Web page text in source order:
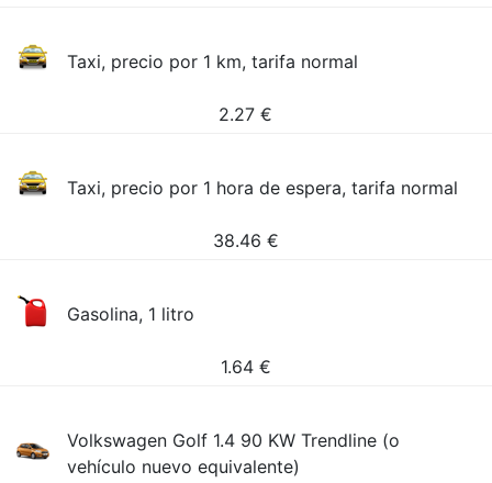
Taxi, precio por 1 km, tarifa normal
2.27 €
Taxi, precio por 1 hora de espera, tarifa normal
38.46 €
Gasolina, 1 litro
1.64 €
Volkswagen Golf 1.4 90 KW Trendline (o
vehículo nuevo equivalente)